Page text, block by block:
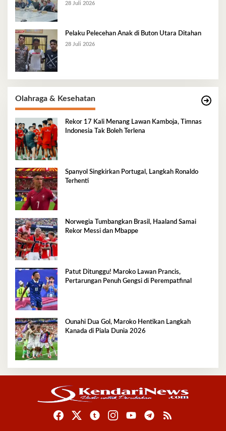
28 Juli 2026
Pelaku Pelecehan Anak di Buton Utara Ditahan
28 Juli 2026
Olahraga & Kesehatan
Rekor 17 Kali Menang Lawan Kamboja, Timnas
Indonesia Tak Boleh Terlena
Spanyol Singkirkan Portugal, Langkah Ronaldo
Terhenti
Norwegia Tumbangkan Brasil, Haaland Samai
Rekor Messi dan Mbappe
Patut Ditunggu! Maroko Lawan Prancis,
Pertarungan Penuh Gengsi di Perempatfinal
Ounahi Dua Gol, Maroko Hentikan Langkah
Kanada di Piala Dunia 2026